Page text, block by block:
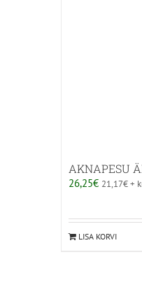
AKNAPESU
26,25€ 21,17€+
LISA KORVI